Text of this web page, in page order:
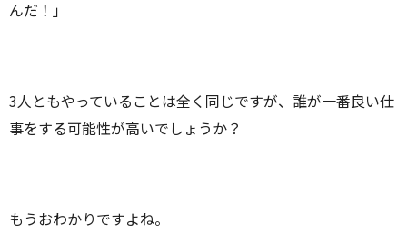
んだ！」
3人ともやっていることは全く同じですが、誰が一番良い仕
事をする可能性が高いでしょうか？
もうおわかりですよね。